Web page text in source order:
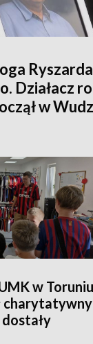
Ryszarda
Działacz
w
w Toruniu
charytatywny